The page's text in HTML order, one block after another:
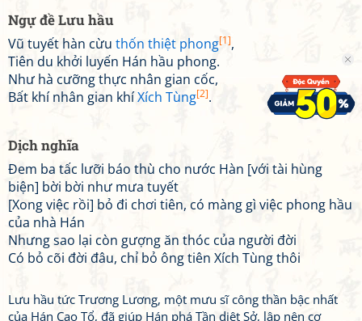
Ngự đề Lưu hầu
Vũ tuyết hàn cừu thốn thiệt phong[1],
Tiên du khởi luyến Hán hầu phong.
Như hà cưỡng thực nhân gian cốc,
Bất khí nhân gian khíXích Tùng[2].
Dịch nghĩa
Đem ba tấc lưỡi báo thù cho nước Hàn [với tài hùng
biện] bời bời như mưa tuyết
[Xong việc rồi] bỏ đi chơi tiên, có màng gì việc phong hầu
của nhà Hán
Nhưng sao lại còn gượng ăn thóc của người đời
Có bỏ cõi đời đâu, chỉ bỏ ông tiên Xích Tùng thôi
Lưu hầu tức Trương Lương, một mưu sĩ công thần bậc nhất
của Hán Cao Tổ, đã giúp Hán phá Tần diệt Sở, lập nên cơ